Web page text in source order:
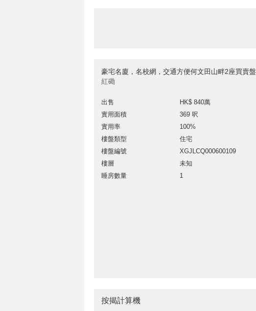
豪宅名廈，名校網，交通方便何文田山畔2座買賣盤
紅磡
出售
HK$ 840萬
實用面積
369 呎
實用率
100%
樓盤類型
住宅
樓盤編號
XGJLCQ000600109
樓層
未知
睡房數量
1
按揭計算機